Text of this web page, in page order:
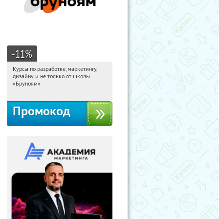
-11%
22:34:27
Получи первым!
Россия
Курсы по разработке, маркетингу,
дизайну и не только от школы
«Бруноям»
Промокод